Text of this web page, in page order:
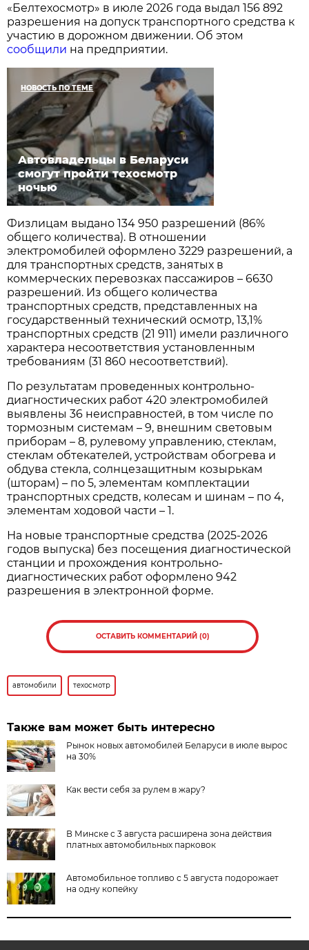
«Белтехосмотр» в июле 2026 года выдал 156 892
разрешения на допуск транспортного средства к
участию в дорожном движении. Об этом
сообщили на предприятии.
НОВОСТЬ ПО ТЕМЕ
Автовладельцы в Беларуси
смогут пройти техосмотр
ночью
Физлицам выдано 134 950 разрешений (86%
общего количества). В отношении
электромобилей оформлено 3229 разрешений, а
для транспортных средств, занятых в
коммерческих перевозках пассажиров – 6630
разрешений. Из общего количества
транспортных средств, представленных на
государственный технический осмотр, 13,1%
транспортных средств (21 911) имели различного
характера несоответствия установленным
требованиям (31 860 несоответствий).
По результатам проведенных контрольно-
диагностических работ 420 электромобилей
выявлены 36 неисправностей, в том числе по
тормозным системам – 9, внешним световым
приборам – 8, рулевому управлению, стеклам,
стеклам обтекателей, устройствам обогрева и
обдува стекла, солнцезащитным козырькам
(шторам) – по 5, элементам комплектации
транспортных средств, колесам и шинам – по 4,
элементам ходовой части – 1.
На новые транспортные средства (2025-2026
годов выпуска) без посещения диагностической
станции и прохождения контрольно-
диагностических работ оформлено 942
разрешения в электронной форме.
ОСТАВИТЬ КОММЕНТАРИЙ (0)
автомобили техосмотр
Также вам может быть интересно
Рынок новых автомобилей Беларуси в июле вырос
на 30%
Как вести себя за рулем в жару?
В Минске с 3 августа расширена зона действия
платных автомобильных парковок
Автомобильное топливо с 5 августа подорожает
на одну копейку